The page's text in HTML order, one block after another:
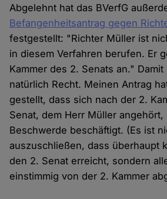
Abgelehnt hat das BVerfG
Befangenheitsantrag gegen
festgestellt: "Richter Müller ist
in diesem Verfahren berufen. Er
Kammer des 2. Senats an."
natürlich Recht. Meinen Antrag
gestellt, dass sich nach der 2.
Senat, dem Herr Müller angehört,
Beschwerde beschäftigt. (Es ist
auszuschließen, dass überhaupt
den 2. Senat erreicht, sondern
einstimmig von der 2. Kammer